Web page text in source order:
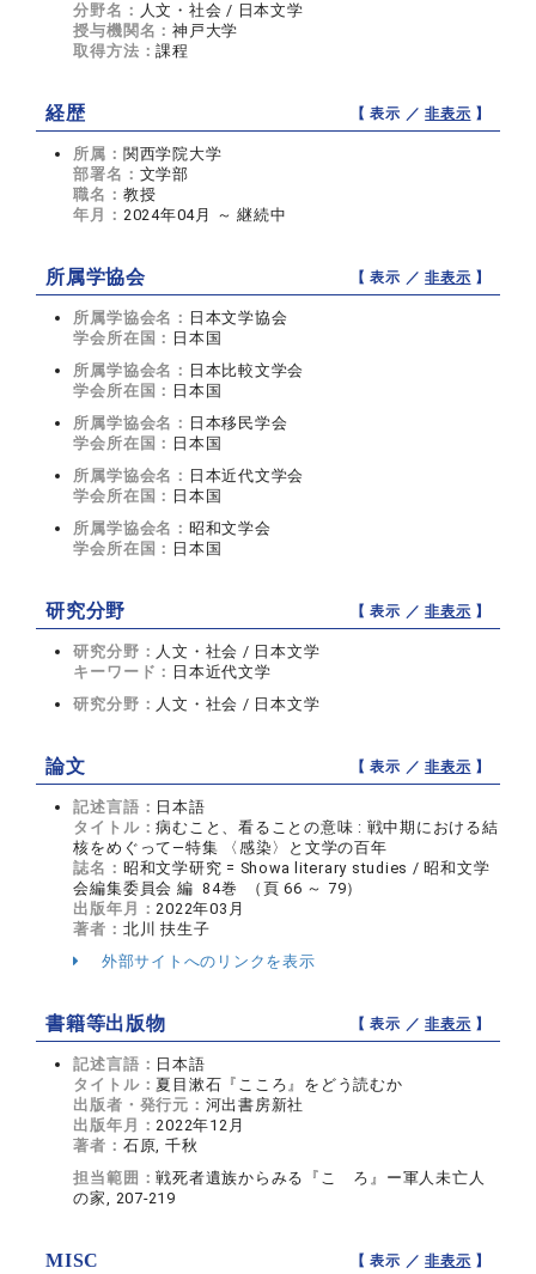
分野名： 人文・社会 / 日本文学
授与機関名：神戸大学
取得方法：課程
経歴 【 表示 ／非表示 】
所属： 関西学院大学
部署名： 文学部
職名： 教授
年月： 2024年04月 ～ 継続中
所属学協会 【 表示 ／非表示 】
所属学協会名： 日本文学協会
学会所在国： 日本国
所属学協会名： 日本比較文学会
学会所在国： 日本国
所属学協会名： 日本移民学会
学会所在国： 日本国
所属学協会名： 日本近代文学会
学会所在国： 日本国
所属学協会名： 昭和文学会
学会所在国： 日本国
研究分野 【 表示 ／非表示 】
研究分野： 人文・社会 / 日本文学
キーワード： 日本近代文学
研究分野： 人文・社会 / 日本文学
論文 【 表示 ／非表示 】
記述言語： 日本語
タイトル：病むこと、看ることの意味 : 戦中期における結
核をめぐって—特集 〈感染〉と文学の百年
誌名： 昭和文学研究 = Showa literary studies / 昭和文学
会編集委員会 編 84巻 （頁 66 ～ 79）
出版年月：2022年03月
著者： 北川 扶生子
外部サイトへのリンクを表示
書籍等出版物 【 表示 ／非表示 】
記述言語： 日本語
タイトル： 夏目漱石『こころ』をどう読むか
出版者・発行元： 河出書房新社
出版年月：2022年12月
著者： 石原, 千秋
担当範囲：戦死者遺族からみる『こゝろ』ー軍人未亡人
の家, 207-219
MISC 【 表示 ／非表示 】